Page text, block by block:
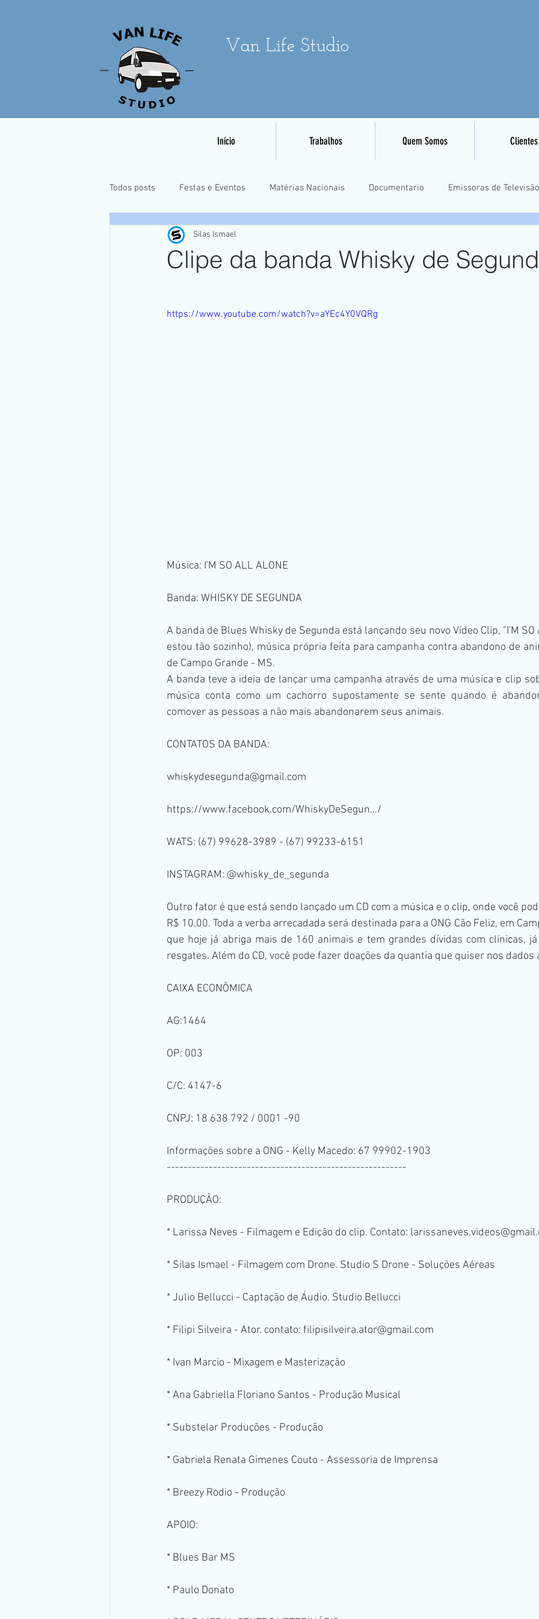
Van Life Studio
Início Trabalhos Quem Somos Clientes
Todos posts Festas e Eventos Matérias Nacionais Documentario Emissoras de Televisão
Casamentos e Pré-Wedding
Clipe da banda Whisky de
Silas Ismael
https://www.youtube.com/watch?v=aYEc4Y0VQRg
Música: I'M SO ALL ALONE
Banda: WHISKY DE SEGUNDA
A banda de Blues Whisky de Segunda está lançando seu novo Vídeo Clip, "I'M SO
estou tão sozinho), música própria feita para campanha contra abandono de
de Campo Grande - MS.
A banda teve a ideia de lançar uma campanha através de uma música e clip
música conta como um cachorro supostamente se sente quando é
comover as pessoas a não mais abandonarem seus animais.
CONTATOS DA BANDA:
whiskydesegunda@gmail.com
https://www.facebook.com/WhiskyDeSegun…/
WATS: (67) 99628-3989 - (67) 99233-6151
INSTAGRAM: @whisky_de_segunda
Outro fator é que está sendo lançado um CD com a música e o clip, onde você
R$ 10,00. Toda a verba arrecadada será destinada para a ONG Cão Feliz, em
que hoje já abriga mais de 160 animais e tem grandes dívidas com clínicas,
resgates. Além do CD, você pode fazer doações da quantia que quiser nos dados
CAIXA ECONÔMICA
AG:1464
OP: 003
C/C: 4147-6
CNPJ: 18 638 792 / 0001 -90
Informações sobre a ONG - Kelly Macedo: 67 99902-1903
---------------------------------------------------------
PRODUÇÃO:
* Larissa Neves - Filmagem e Edição do clip. Contato:
* Silas Ismael - Filmagem com Drone. Studio S Drone - Soluções Aéreas
* Julio Bellucci - Captação de Áudio. Studio Bellucci
* Filipi Silveira - Ator. contato: filipisilveira.ator@gmail.com
* Ivan Marcio - Mixagem e Masterização
* Ana Gabriella Floriano Santos - Produção Musical
* Substelar Produções - Produção
* Gabriela Renata Gimenes Couto - Assessoria de Imprensa
* Breezy Rodio - Produção
APOIO:
* Blues Bar MS
* Paulo Donato